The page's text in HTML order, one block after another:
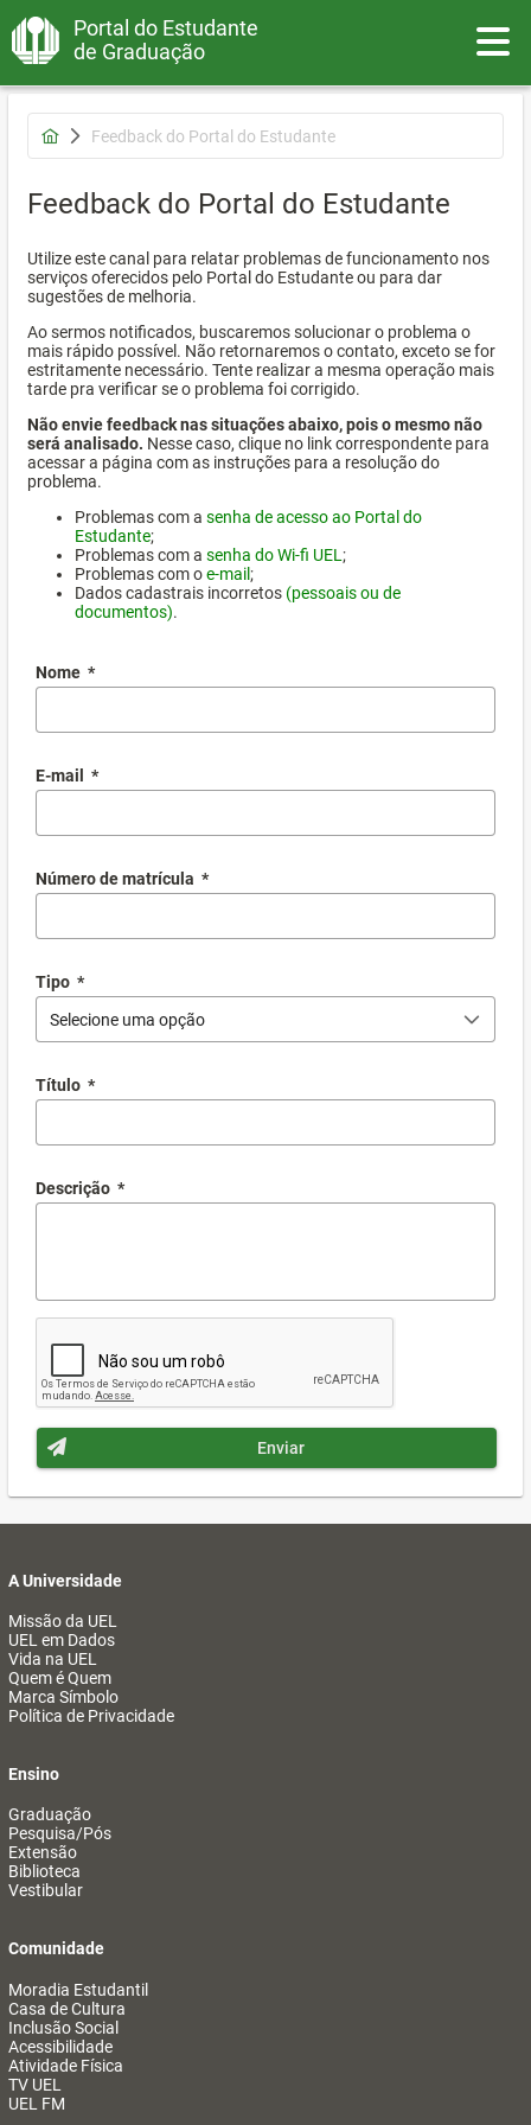
Portal do Estudante
de Graduação
Feedback do Portal do Estudante
Feedback do Portal do Estudante
Utilize este canal para relatar problemas de funcionamento nos
serviços oferecidos pelo Portal do Estudante ou para dar
sugestões de melhoria.
Ao sermos notificados, buscaremos solucionar o problema o
mais rápido possível. Não retornaremos o contato, exceto se for
estritamente necessário. Tente realizar a mesma operação mais
tarde pra verificar se o problema foi corrigido.
Não envie feedback nas situações abaixo, pois o mesmo não
será analisado. Nesse caso, clique no link correspondente para
acessar a página com as instruções para a resolução do
problema.
Problemas com a senha de acesso ao Portal do
Estudante;
Problemas com a senha do Wi-fi UEL ;
Problemas com oe-mail;
Dados cadastrais incorretos (pessoais ou de
documentos).
Nome *
E-mail *
Número de matrícula *
Tipo *
Selecione uma opção
Título *
Descrição *
Enviar
A Universidade
Missão da UEL
UEL em Dados
Vida na UEL
Quem é Quem
Marca Símbolo
Política de Privacidade
Ensino
Graduação
Pesquisa/Pós
Extensão
Biblioteca
Vestibular
Comunidade
Moradia Estudantil
Casa de Cultura
Inclusão Social
Acessibilidade
Atividade Física
TV UEL
UEL FM